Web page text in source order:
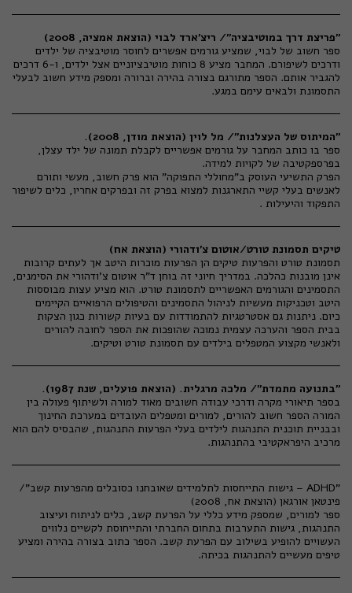
"פריצת דרך במוטיבציה"/ ריצ'ארד לבוי (הוצאת אמציה, 2008)
ספר חשוב של לבוי, שמציע גורמים אפשרים לחוסר מוטיבציה של ילדים
ודרכים לשיפורם. המחבר מציע 8 כוחות מוטיבציוניים אצל ילדים, ו-6 דרכים
להגביר אותם. הספר מתורגם בצורה בהירה וברורה ומספק מידע חשוב לבעלי
התסמונת ולבאים עימם במגע.
"המיתוס של העצלנות"/ מל לוין (הוצאת מודן, 2008).
ספר בו כותב המחבר על גורמים אפשריים לקבלת תמונה של ילד עצלן,
בפרספקטיבה של לקויות למידה.
הפרק התשיעי העוסק ב"מחוללי התפוקה" הוא פרק חשוב, מעשי ותורם
לאנשים בעלי קשיי התארגנות למצוא בפרק זה ובפרקים אחריו, כלים לשיפור
התפקוד והיעילות .
טיקים תסמונת טורט/אוטום צ'ודהורי (הוצאת אח)
תסמונת טורט והפרעות טיקים הן הפרעות מוכרות היטב אך לעתים קרובות
אינן מובנות כהלכה. במדריך חיוני זה בוחן ד"ר אוטום צ'ודהורי את הסימנים,
התסמינים והגורמים האפשריים לתסמונת טורט. הוא מציע עצות מבוססות
היטב וטכניקות מעשיות לניהול התסמינים והטיפולים הרפואיים הקיימים
כיום. ניתנות גם אסטרטגיות להתמודדות עם בעיות קשורות כגון הצקות
בבית הספר והערכה עצמית נמוכה שהופכות את הספר לחובה להורים
ולאנשי מקצוע המטפלים בילדים עם תסמונת טורט וטיקים.
"בתנועה מתמדת"/ מלכה מרגלית. (הוצאת פועלים, שנת 1987).
בספר תיאורי מקרה ודרכי עבודה חשובים מאוד למורה ולשיתוף פעולה בין
המורה הספר חשוב להורים, למורים ומטפלים העובדים במערכת החינוך
ובבניית תוכנית התנהגות לילדים בעלי הפרעות התנהגות, שהבסיס להם הוא
מרכיב היפראקטיבי בהתנהגות.
"ADHD – גישות התייחסות לתלמידים שאובחנו כסובלים מהפרעות קשב"/
פינטאן אורגאן (הוצאת אח, 2008)
ספר למורים, שמספק מידע כללי על הפרעת קשב, כלים לניתוח ועיצוב
התנהגות, גישות התערבות בתחום החברתי והתייחוסת לקשיים נלווים
העשויים להופיע בשילוב עם הפרעת קשב. הספר כתוב בצורה בהירה ומציע
טיפים מעשיים להתנהגות בכיתה.